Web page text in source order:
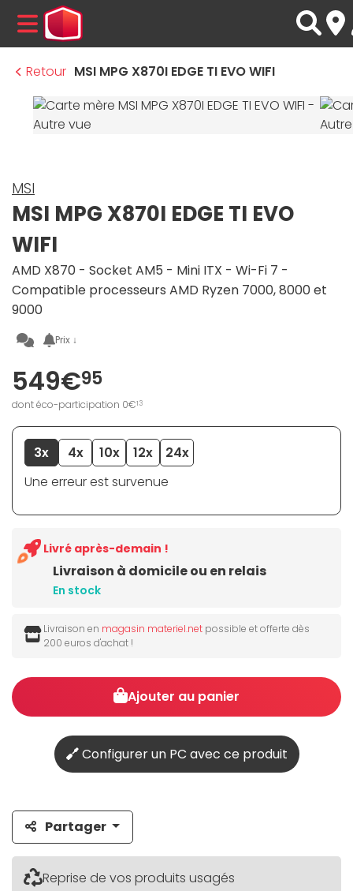
MENU
Retour MSI MPG X870I EDGE TI EVO WIFI
MSI
MSI MPG X870I EDGE TI EVO
WIFI
AMD X870 - Socket AM5 - Mini ITX - Wi-Fi 7 -
Compatible processeurs AMD Ryzen 7000, 8000 et
9000
Prix ↓
549€95
dont éco-participation 0€13
3x 4x 10x 12x
24x
Une erreur est survenue
Livraison à domicile ou en relais
En stock
Livré après-demain !
Livraison en magasin materiel.net possible et offerte dès
200 euros d'achat !
Ajouter au panier
Configurer un PC avec ce produit
Partager
Reprise de vos produits usagés